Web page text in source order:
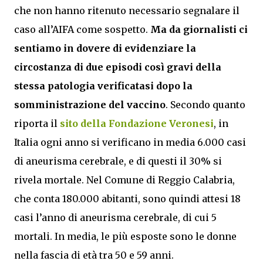
che non hanno ritenuto necessario segnalare il
caso all’AIFA come sospetto. Ma da giornalisti ci
sentiamo in dovere di evidenziare la
circostanza di due episodi così gravi della
stessa patologia verificatasi dopo la
somministrazione del vaccino. Secondo quanto
riporta il sito della Fondazione Veronesi, in
Italia ogni anno si verificano in media 6.000 casi
di aneurisma cerebrale, e di questi il 30% si
rivela mortale. Nel Comune di Reggio Calabria,
che conta 180.000 abitanti, sono quindi attesi 18
casi l’anno di aneurisma cerebrale, di cui 5
mortali. In media, le più esposte sono le donne
nella fascia di età tra 50 e 59 anni.